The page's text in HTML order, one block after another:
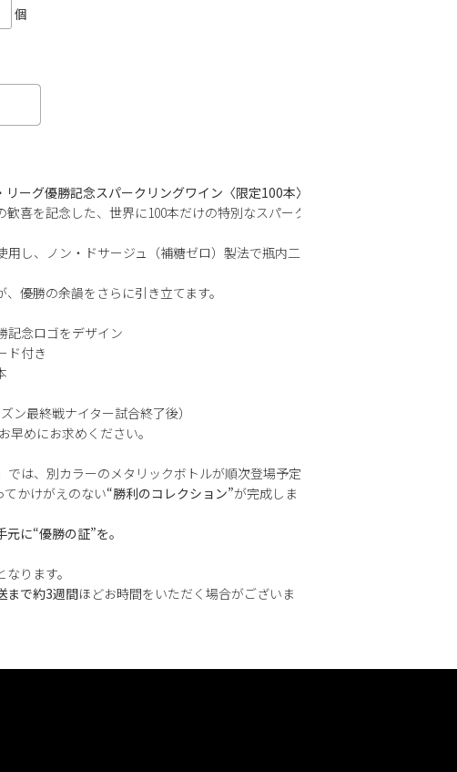
個
ーグ優勝記念スパークリングワイン〈限定100本〉
喜を記念した、世界に100本だけの特別なスパーク
し、ノン・ドサージュ（補糖ゼロ）製法で瓶内二次
優勝の余韻をさらに引き立てます。
記念ロゴをデザイン
ド付き
ン最終戦ナイター試合終了後）
お早めにお求めください。
では、別カラーのメタリックボトルが順次登場予定。
てかけがえのない“勝利のコレクション”が完成しま
に“優勝の証”を。
なります。
まで約3週間ほどお時間をいただく場合がございま